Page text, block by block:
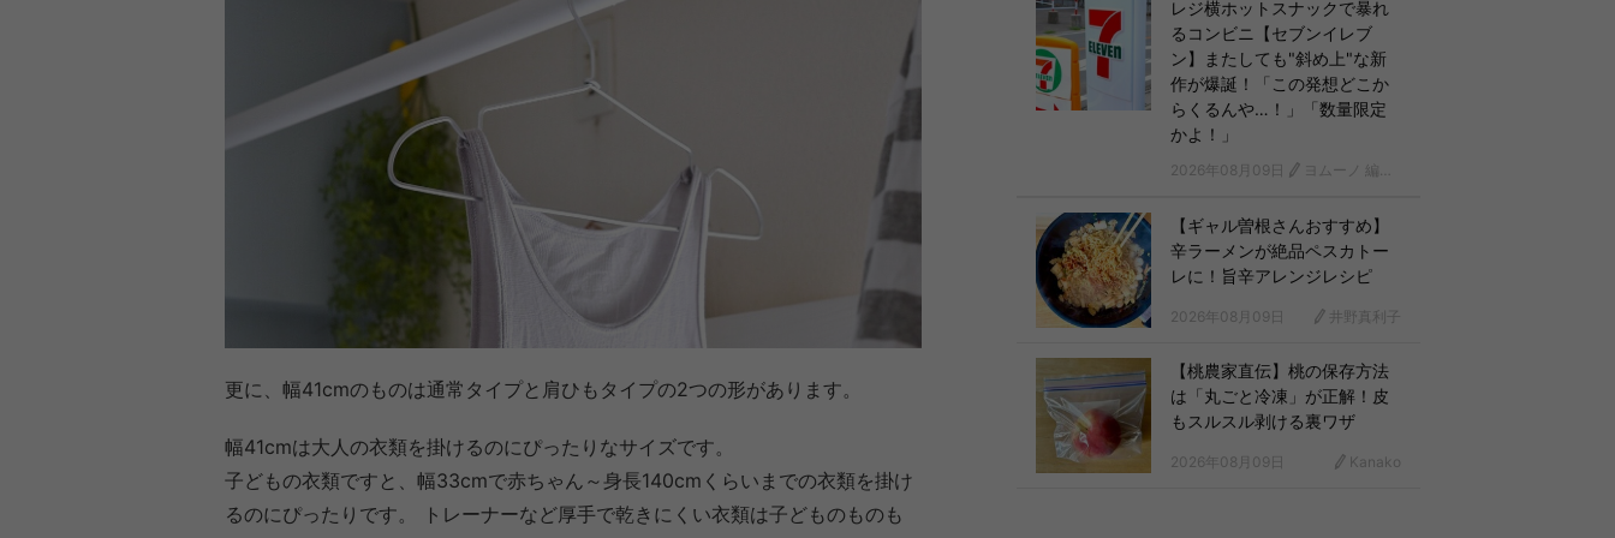
更に、幅41cmのものは通常タイプと肩ひもタイプの2つの形があります。
幅41cmは大人の衣類を掛けるのにぴったりなサイズです。
子どもの衣類ですと、幅33cmで赤ちゃん～身長140cmくらいまでの衣類を掛け
るのにぴったりです。 トレーナーなど厚手で乾きにくい衣類は子どものものも
レジ横ホットスナックで暴れ
るコンビニ【セブンイレブ
ン】またしても"斜め上"な新
作が爆誕！「この発想どこか
らくるんや…！」「数量限定
かよ！」
2026年08月09日 ヨムーノ 編集部
【ギャル曽根さんおすすめ】
辛ラーメンが絶品ペスカトー
レに！旨辛アレンジレシピ
2026年08月09日 井野真利子
【桃農家直伝】桃の保存方法
は「丸ごと冷凍」が正解！皮
もスルスル剥ける裏ワザ
2026年08月09日 Kanako